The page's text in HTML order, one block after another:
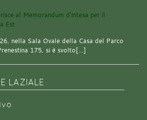
nella Sala Ovale della Casa del Parco
175, si è svolto[…]
LAZIALE